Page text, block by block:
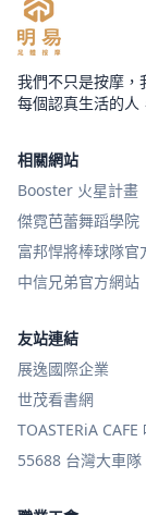
我們不只是按摩，
每個認真生活的人
相關網站
Booster 火星計畫
傑霓芭蕾舞蹈學院
富邦悍將棒球隊官
中信兄弟官方網站
友站連結
展逸國際企業
世茂看書網
TOASTERiA CAFE
55688 台灣大車隊